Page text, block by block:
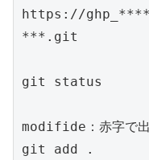
https://
***.git
git status
modifide：赤字で出
git add .